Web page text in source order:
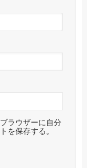
ラウザーに自分
を保存する。